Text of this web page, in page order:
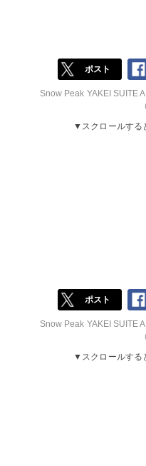
ポスト
Snow Peak YAKEI SUITE
▼スクロールする
ポスト
Snow Peak YAKEI SUITE
▼スクロールする